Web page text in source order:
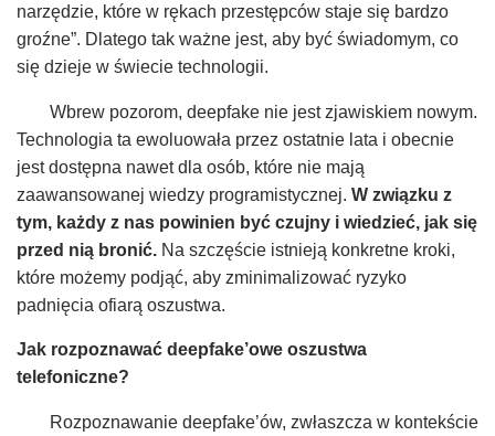
narzędzie, które w rękach przestępców staje się bardzo
groźne”. Dlatego tak ważne jest, aby być świadomym, co
się dzieje w świecie technologii.
Wbrew pozorom, deepfake nie jest zjawiskiem nowym.
Technologia ta ewoluowała przez ostatnie lata i obecnie
jest dostępna nawet dla osób, które nie mają
zaawansowanej wiedzy programistycznej. W związku z
tym, każdy z nas powinien być czujny i wiedzieć, jak się
przed nią bronić. Na szczęście istnieją konkretne kroki,
które możemy podjąć, aby zminimalizować ryzyko
padnięcia ofiarą oszustwa.
Jak rozpoznawać deepfake’owe oszustwa
telefoniczne?
Rozpoznawanie deepfake’ów, zwłaszcza w kontekście